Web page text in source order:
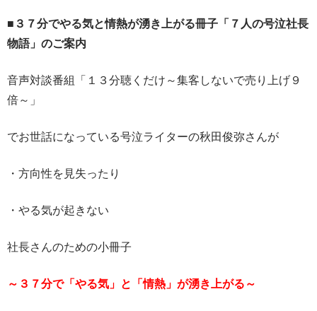
■３７分でやる気と情熱が湧き上がる冊子「７人の号泣社長
物語」のご案内
音声対談番組「１３分聴くだけ～集客しないで売り上げ９
倍～」
でお世話になっている号泣ライターの秋田俊弥さんが
・方向性を見失ったり
・やる気が起きない
社長さんのための小冊子
～３７分で「やる気」と「情熱」が湧き上がる～